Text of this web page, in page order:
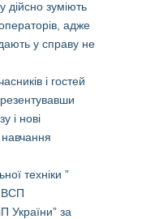
дійсно зуміють
адже
у справу не
і гостей
і нові
техніки ”
ВСП
України” за